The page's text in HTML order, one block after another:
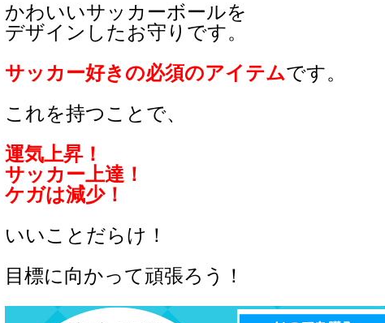
わいいサッカーボールを
ザインしたお守りです。
サッカー好きの必須のアイテムです。
れを持つことで、
運気上昇！
ッカー上達！
ガは減少！
いことだらけ！
標に向かって頑張ろう！